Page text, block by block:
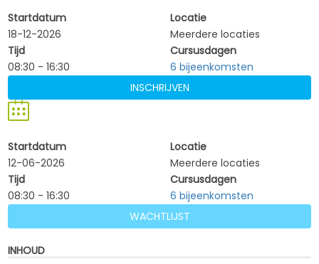
Startdatum
12-06-2026
Locatie
Meerdere locaties
Tijd
08:30 - 16:30
Cursusdagen
6 bijeenkomsten
WACHTLIJST
Startdatum
18-12-2026
Locatie
Meerdere locaties
Tijd
08:30 - 16:30
Cursusdagen
6 bijeenkomsten
INSCHRIJVEN
INHOUD